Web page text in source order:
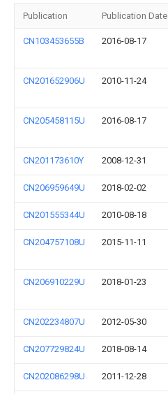
Publication Publication Date
CN103453655B 2016-08-17
CN201652906U 2010-11-24
CN205458115U 2016-08-17
CN201173610Y 2008-12-31
CN206959649U 2018-02-02
CN201555344U 2010-08-18
CN204757108U 2015-11-11
CN206910229U 2018-01-23
CN202234807U 2012-05-30
CN207729824U 2018-08-14
CN202086298U 2011-12-28